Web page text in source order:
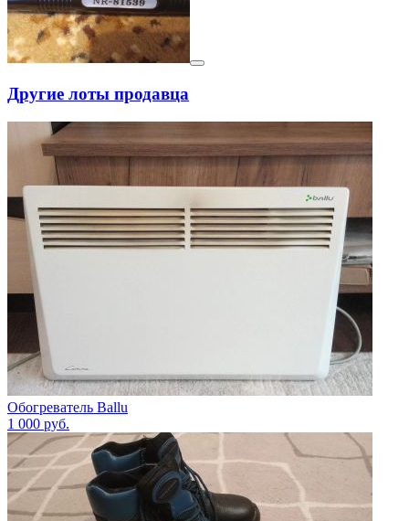
Другие лоты продавца
Обогреватель Ballu
1 000 руб.